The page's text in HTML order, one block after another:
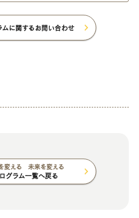
ムに関するお問い合わせ
変える 未来を変える
グラム一覧へ戻る